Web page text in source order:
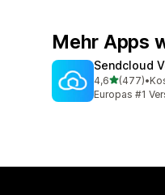
Mehr Apps
Sendcloud
4,6von 5
(477)
477 •
Europas #1